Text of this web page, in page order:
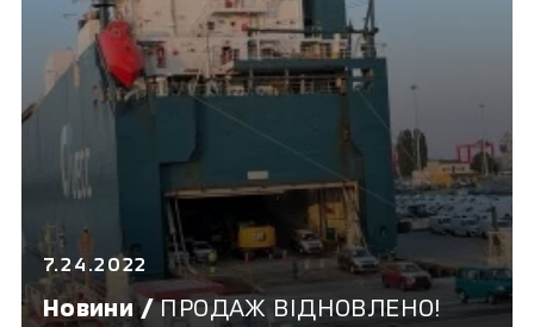
7.24.2022
Новини /ПРОДАЖ ВІДНОВЛЕНО!